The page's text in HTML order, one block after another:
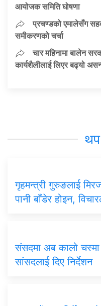
आयोजक समिति घोषणा
प्रचण्डको एमालेसँग
समीकरणको चर्चा
चार महिनामा बालेन
कार्यशैलीलाई लिएर बढ्यो
गृहमन्त्री गुरुङलाई
पानी बाँडेर होइन,
संसदमा अब कालो
सांसदलाई दिए निर्देशन